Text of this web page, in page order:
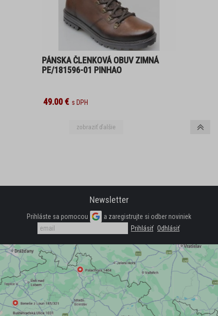
DOMÁCA OBUV
TENISKY
BALERÍNY
LODIČKY
PROFI OBUV
TREKOVÁ OBUV
UNISEX
PÁNSKA ČLENKOVÁ OBUV ZIMNÁ
PE/181596-01 PINHAO
49.00 €
Newsletter
Prihláste sa pomocou a zaregistrujte si odber noviniek